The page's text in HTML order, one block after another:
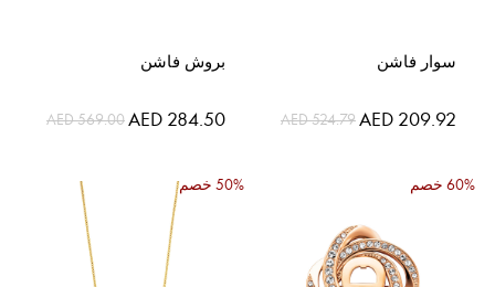
سوار فاشن
السعر
الخاص
AED 209.92
AED 524.79
بروش فاشن
السعر
الخاص
AED 284.50
AED 569.00
60% خصم 50% خصم